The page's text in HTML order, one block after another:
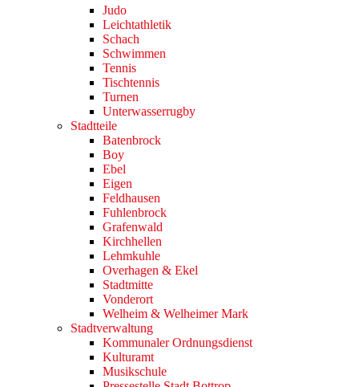
Judo
Leichtathletik
Schach
Schwimmen
Tennis
Tischtennis
Turnen
Unterwasserrugby
Stadtteile
Batenbrock
Boy
Ebel
Eigen
Feldhausen
Fuhlenbrock
Grafenwald
Kirchhellen
Lehmkuhle
Overhagen & Ekel
Stadtmitte
Vonderort
Welheim & Welheimer Mark
Stadtverwaltung
Kommunaler Ordnungsdienst
Kulturamt
Musikschule